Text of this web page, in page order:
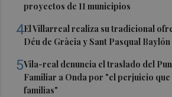
proyectos de 11 municipios
4El Villarreal realiza su tradicional
Déu de Gràcia y Sant Pasqual Baylón
5Vila-real denuncia el traslado del
Familiar a Onda por "el perjuicio
familias"